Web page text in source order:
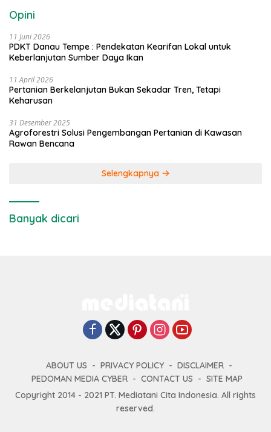
Opini
11 Juni 2026
PDKT Danau Tempe : Pendekatan Kearifan Lokal untuk
Keberlanjutan Sumber Daya Ikan
11 April 2026
Pertanian Berkelanjutan Bukan Sekadar Tren, Tetapi
Keharusan
31 Desember 2025
Agroforestri Solusi Pengembangan Pertanian di Kawasan
Rawan Bencana
Selengkapnya
Banyak dicari
ABOUT US PRIVACY POLICY
DISCLAIMER
PEDOMAN MEDIA CYBER
CONTACT US
SITE MAP
Copyright 2014 - 2021 PT. Mediatani Cita Indonesia. All rights
reserved.